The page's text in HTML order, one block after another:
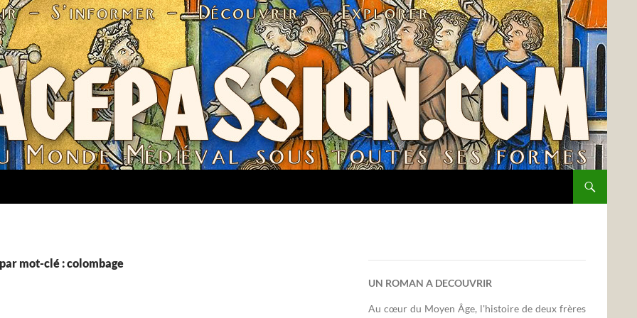
mot-clé : colombage
UN ROMAN A DECOUVRIR
Au cœur du Moyen Âge, l'histoire de deux frères